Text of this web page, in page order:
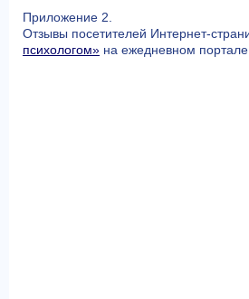
Приложение 2.
Отзывы посетителей Интернет-
психологом» на ежедневном портале